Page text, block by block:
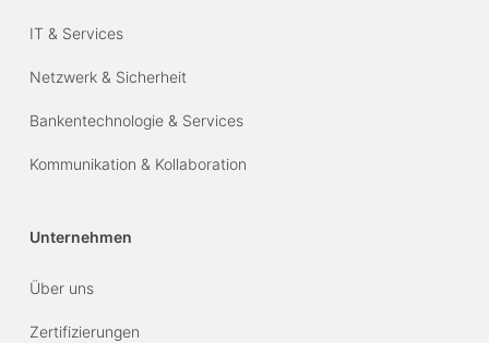
IT & Services
Netzwerk & Sicherheit
Bankentechnologie & Services
Kommunikation & Kollaboration
Unternehmen
Über uns
Zertifizierungen